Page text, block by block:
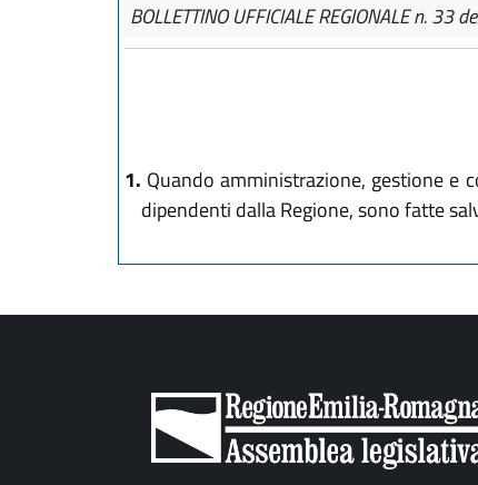
BOLLETTINO UFFICIALE REGIONALE n. 33
1. Quando amministrazione, gestione e
dipendenti dalla Regione, sono fatte